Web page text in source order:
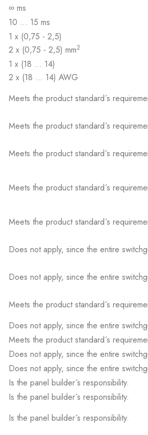
∞ ms
10 … 15 ms
1 x (0,75 - 2,5)
2 x (0,75 - 2,5) mm2
1 x (18 … 14)
2 x (18 … 14) AWG
Meets the product standard´s
Meets the product standard´s
Meets the product standard´s
Meets the product standard´s
Meets the product standard´s
Does not apply, since the entire
Does not apply, since the entire
Meets the product standard´s
Does not apply, since the entire
Meets the product standard´s
Does not apply, since the entire
Does not apply, since the entire
Is the panel builder´s responsibility.
Is the panel builder´s responsibility.
Is the panel builder´s responsibility.